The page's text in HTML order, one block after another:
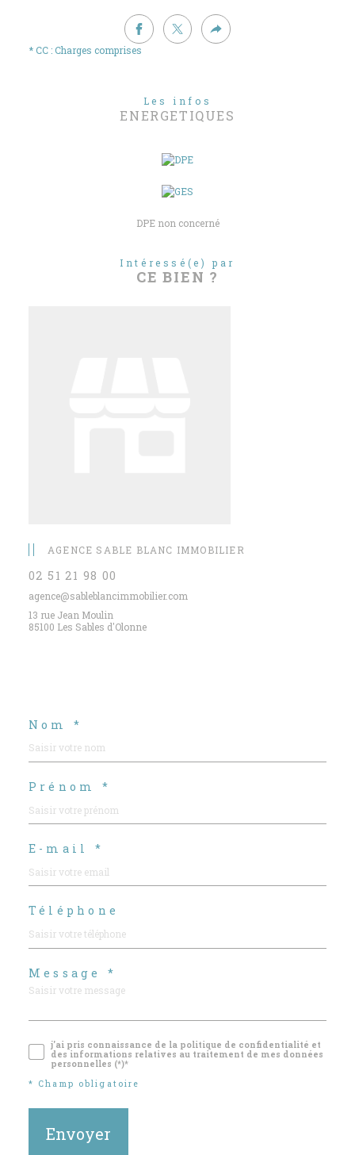
* CC : Charges comprises
Les infos
ENERGETIQUES
DPE non concerné
Intéressé(e) par
CE BIEN ?
AGENCE SABLE BLANC IMMOBILIER
02 51 21 98 00
agence@sableblancimmobilier.com
13 rue Jean Moulin
85100 Les Sables d'Olonne
Nom *
Prénom *
E-mail *
Téléphone
Message *
j'ai pris connaissance de la politique de confidentialité et
des informations relatives au traitement de mes données
personnelles (*)*
* Champ obligatoire
Envoyer